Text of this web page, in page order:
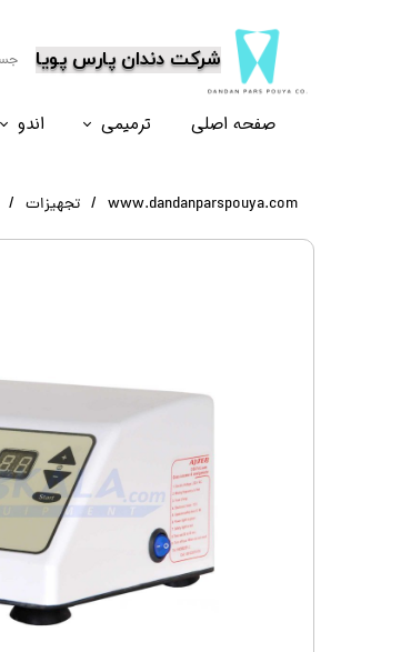
​شرکت دندان پارس پویا
صفحه اصلی ترمیمی اندو
www.dandanparspouya.com تجهیزات